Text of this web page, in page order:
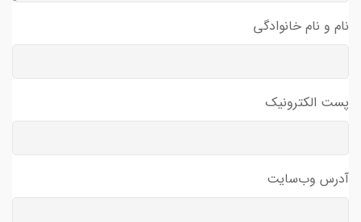
نام و نام خانوادگی
پست الکترونیک
آدرس وب‌سایت